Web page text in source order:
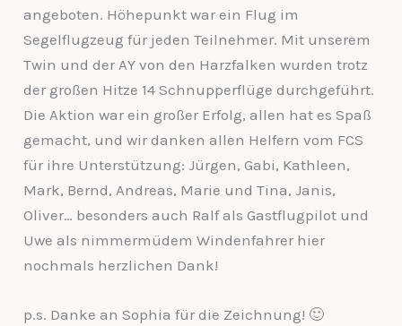
angeboten. Höhepunkt war ein Flug im
Segelflugzeug für jeden Teilnehmer. Mit unserem
Twin und der AY von den Harzfalken wurden trotz
der großen Hitze 14 Schnupperflüge durchgeführt.
Die Aktion war ein großer Erfolg, allen hat es Spaß
gemacht, und wir danken allen Helfern vom FCS
für ihre Unterstützung: Jürgen, Gabi, Kathleen,
Mark, Bernd, Andreas, Marie und Tina, Janis,
Oliver… besonders auch Ralf als Gastflugpilot und
Uwe als nimmermüdem Windenfahrer hier
nochmals herzlichen Dank!
p.s. Danke an Sophia für die Zeichnung! 🙂